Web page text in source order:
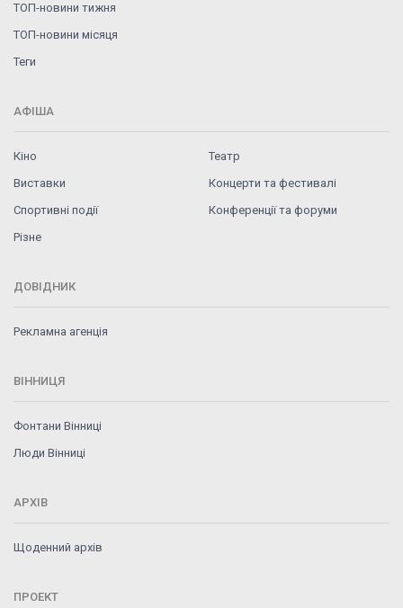
ТОП-новини тижня
ТОП-новини місяця
Теги
АФІША
Кіно
Театр
Виставки
Концерти та фестивалі
Спортивні події
Конференції та форуми
Різне
ДОВІДНИК
Рекламна агенція
ВІННИЦЯ
Фонтани Вінниці
Люди Вінниці
АРХІВ
Щоденний архів
ПРОЕКТ